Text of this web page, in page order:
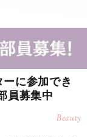
に参加でき
員募集中
Beauty